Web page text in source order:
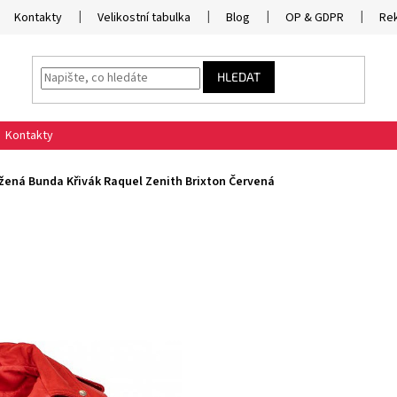
Kontakty Velikostní tabulka Blog OP & GDPR
HLEDAT
Kontakty
Bunda Křivák Raquel Zenith Brixton Červená